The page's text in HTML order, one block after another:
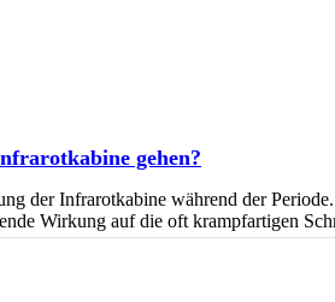
gehen?
der Infrarotkabine während der
Wirkung auf die oft krampfartigen